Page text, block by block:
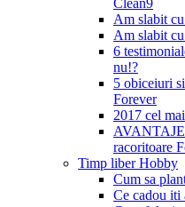
Clean9
Am slabit
Am slabit
6
nu!?
5 obiceiuri
Forever
2017 cel
racoritoare
Timp liber Hobby
Cum sa
Ce cadou iti